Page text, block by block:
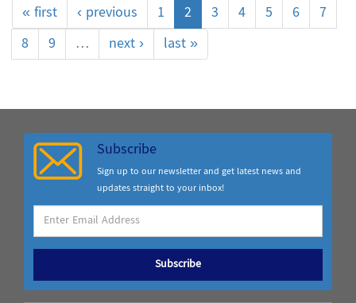
« first
‹ previous 1 2 3 4 5 6
7
8
9 … next › last »
Subscribe
Sign up to our newsletter and get latest news and
updates straight to your inbox!
Subscribe